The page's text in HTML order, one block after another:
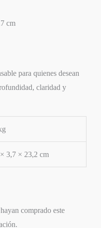
cm
para quienes desean
claridad y
3,7 × 23,2 cm
comprado este